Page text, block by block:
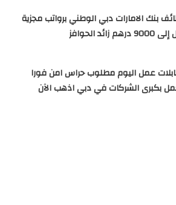
بنك الامارات دبي الوطني برواتب مجزية
درهم زائد الحوافز
عمل اليوم مطلوب حراس امن فورا
بكبرى الشركات في دبي اذهب الآن